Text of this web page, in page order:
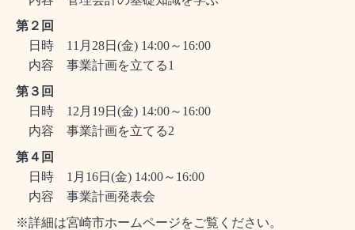
第２回
日時 11月28日(金) 14:00～16:00
内容 事業計画を立てる1
第３回
日時 12月19日(金) 14:00～16:00
内容 事業計画を立てる2
第４回
日時 1月16日(金) 14:00～16:00
内容 事業計画発表会
※詳細は宮崎市ホームページをご覧ください。